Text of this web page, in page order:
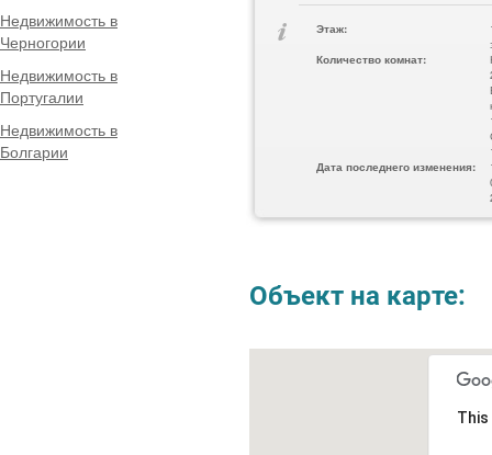
Недвижимость в
Черногории
Недвижимость в
Португалии
Недвижимость в
Болгарии
Этаж:
Количество комнат:
Дата последнего изменения:
Объект на карте:
This